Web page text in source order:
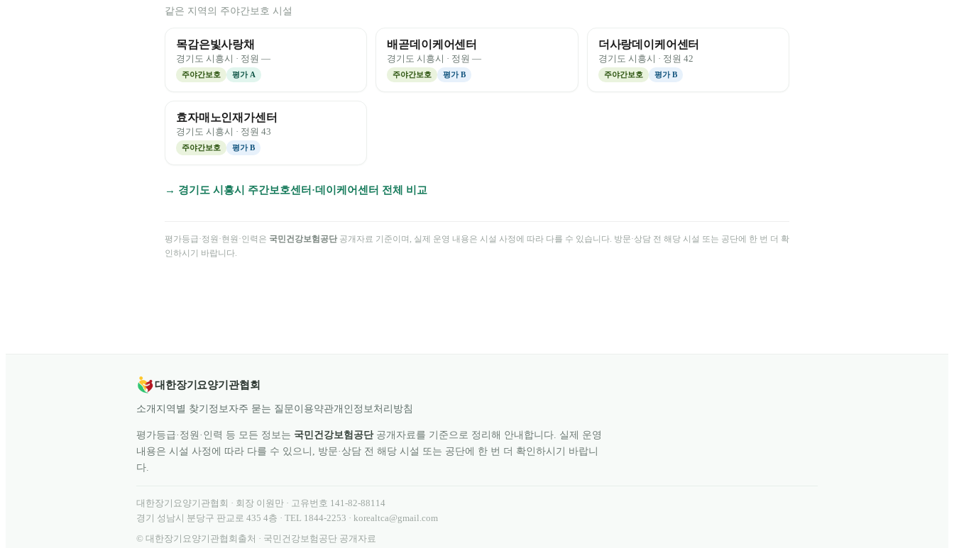
같은 지역의 주야간보호 시설
목감은빛사랑채
경기도 시흥시 · 정원 —
주야간보호 평가 A
배곧데이케어센터
경기도 시흥시 · 정원—
주야간보호 평가B
더사랑데이케어센터
경기도 시흥시 · 정원 42
주야간보호 평가B
효자매노인재가센터
경기도 시흥시 · 정원 43
주야간보호 평가B
→ 경기도 시흥시 주간보호센터·데이케어센터 전체 비교
평가등급·정원·현원·인력은 국민건강보험공단 공개자료 기준이며, 실제 운영 내용은 시설 사정에 따라 다를 수 있습니다. 방문·상담 전 해당 시설 또는 공단에 한 번 더 확
인하시기 바랍니다.
대한장기요양기관협회
소개 지역별 찾기 정보자주 묻는 질문이용약관개인정보처리방침
평가등급·정원·인력 등 모든 정보는 국민건강보험공단공개자료를 기준으로 정리해 안내합니다. 실제 운영
내용은 시설 사정에 따라 다를 수 있으니, 방문·상담 전 해당 시설 또는 공단에 한 번 더 확인하시기 바랍니
다.
대한장기요양기관협회 · 회장 이원만 · 고유번호 141-82-88114
경기 성남시 분당구 판교로 435 4층 · TEL 1844-2253 · korealtca@gmail.com
© 대한장기요양기관협회 출처 · 국민건강보험공단 공개자료